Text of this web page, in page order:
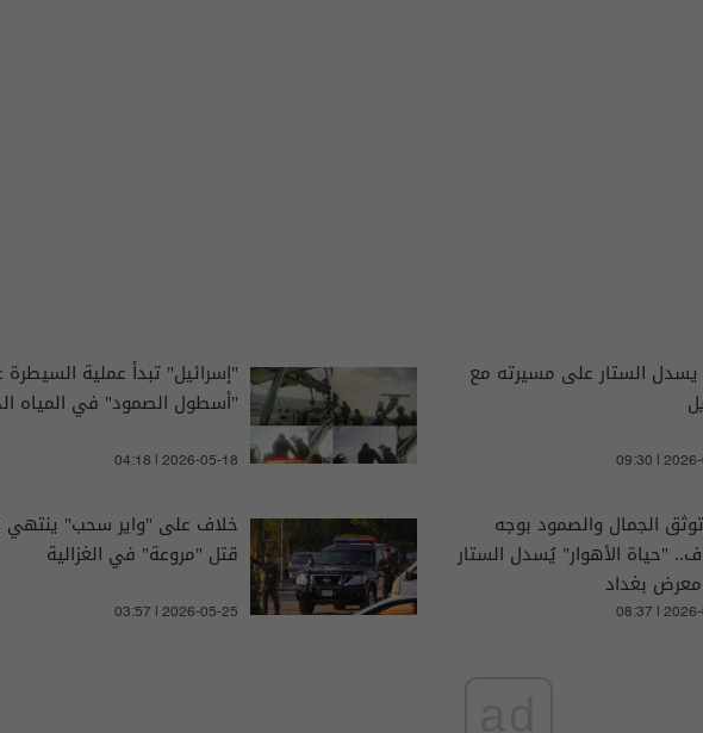
يسدل الستار على مسيرته مع
09:30 |
"إسرائيل" تبدأ عملية
"أسطول الصمود" في المياه
04:18 | 2026-05-18
الجمال والصمود بوجه
"حياة الأهوار" يُسدل الستار
بغداد
08:37 |
خلاف على "واير سحب" ينتهي
قتل "مروعة" في الغزالية
03:57 | 2026-05-25